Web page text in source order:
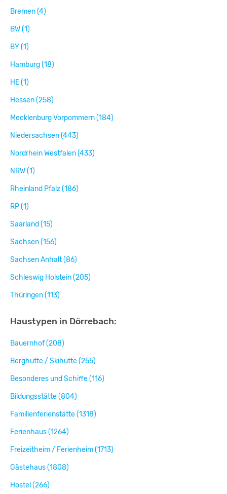
Bremen (4)
BW (1)
BY (1)
Hamburg (18)
HE (1)
Hessen (258)
Mecklenburg Vorpommern (184)
Niedersachsen (443)
Nordrhein Westfalen (433)
NRW (1)
Rheinland Pfalz (186)
RP (1)
Saarland (15)
Sachsen (156)
Sachsen Anhalt (86)
Schleswig Holstein (205)
Thüringen (113)
Haustypen in Dörrebach:
Bauernhof (208)
Berghütte / Skihütte (255)
Besonderes und Schiffe (116)
Bildungsstätte (804)
Familienferienstätte (1318)
Ferienhaus (1264)
Freizeitheim / Ferienheim (1713)
Gästehaus (1808)
Hostel (266)